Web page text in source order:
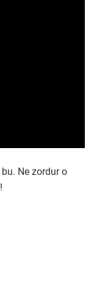
Ne zordur o